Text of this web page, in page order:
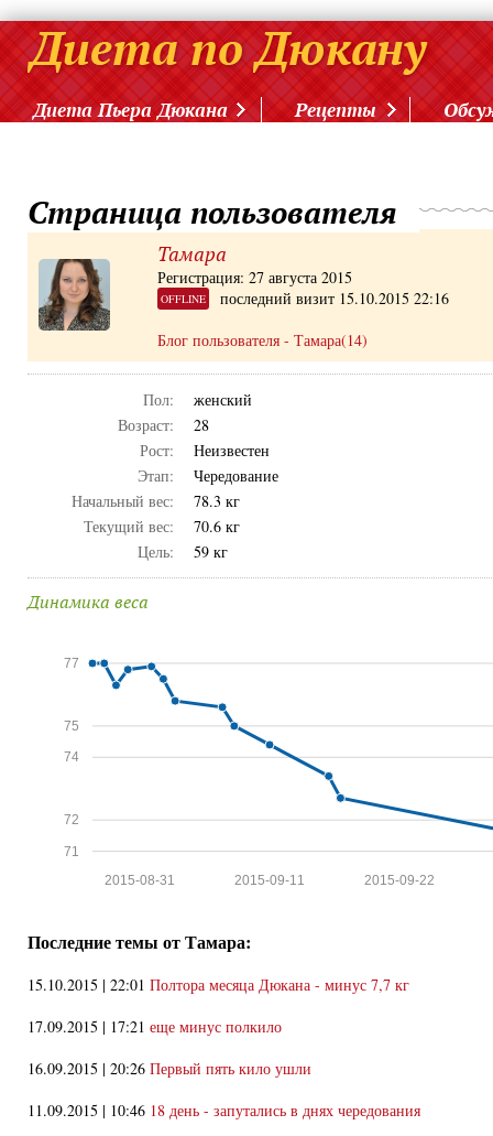
Диета Пьера Дюкана Рецепты
Страница пользователя
Тамара
Регистрация: 27 августа 2015
OFFLINE
последний визит 15.10.2015 22:16
Блог пользователя - Тамара(14)
Пол:
женский
Возраст:
28
Рост:
Неизвестен
Этап:
Чередование
Начальный вес:
78.3 кг
Текущий вес:
70.6 кг
Цель:
59 кг
Динамика веса
71
72
74
75
77
2015-09-22
2015-09-11
2015-08-31
Последние темы от Тамара:
15.10.2015 | 22:01 Полтора месяца Дюкана - минус 7,7 кг
17.09.2015 | 17:21 еще минус полкило
16.09.2015 | 20:26 Первый пять кило ушли
11.09.2015 | 10:46 18 день - запутались в днях чередования